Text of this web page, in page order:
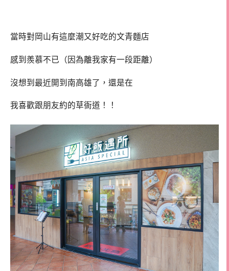
當時對岡山有這麼潮又好吃的文青麵店
感到羨慕不已（因為離我家有一段距離）
沒想到最近開到南高雄了，還是在
我喜歡跟朋友約的草衙道！！